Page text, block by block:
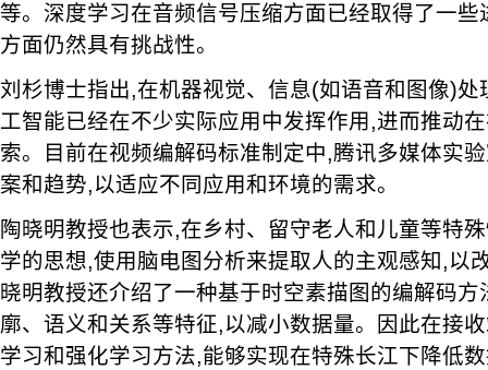
等。深度学习在音频信号压缩方面已经取得了一
方面仍然具有挑战性。
刘杉博士指出,在机器视觉、信息(如语音和图像)
工智能已经在不少实际应用中发挥作用,进而推动
索。目前在视频编解码标准制定中,腾讯多媒体实
案和趋势,以适应不同应用和环境的需求。
陶晓明教授也表示,在乡村、留守老人和儿童等特
学的思想,使用脑电图分析来提取人的主观感知,以
晓明教授还介绍了一种基于时空素描图的编解码
廓、语义和关系等特征,以减小数据量。因此在接
学习和强化学习方法,能够实现在特殊长江下降低